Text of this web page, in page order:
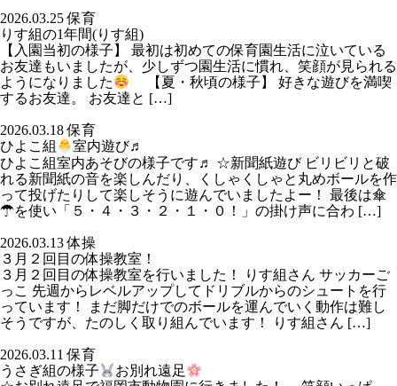
2026.03.25 保育
りす組の1年間(りす組)
【入園当初の様子】 最初は初めての保育園生活に泣いている
お友達もいましたが、少しずつ園生活に慣れ、笑顔が見られる
ようになりました
【夏・秋頃の様子】 好きな遊びを満喫
するお友達。 お友達と […]
2026.03.18 保育
ひよこ組
室内遊び♬
ひよこ組室内あそびの様子です♬ ☆新聞紙遊び ビリビリと破
れる新聞紙の音を楽しんだり、くしゃくしゃと丸めボールを作
って投げたりして楽しそうに遊んでいましたよー！ 最後は傘
☂を使い「５・４・３・２・１・０！」の掛け声に合わ […]
2026.03.13 体操
３月２回目の体操教室！
３月２回目の体操教室を行いました！ りす組さん サッカーご
っこ 先週からレベルアップしてドリブルからのシュートを行
っています！ まだ脚だけでのボールを運んでいく動作は難し
そうですが、たのしく取り組んでいます！ りす組さん […]
2026.03.11 保育
うさぎ組の様子
お別れ遠足